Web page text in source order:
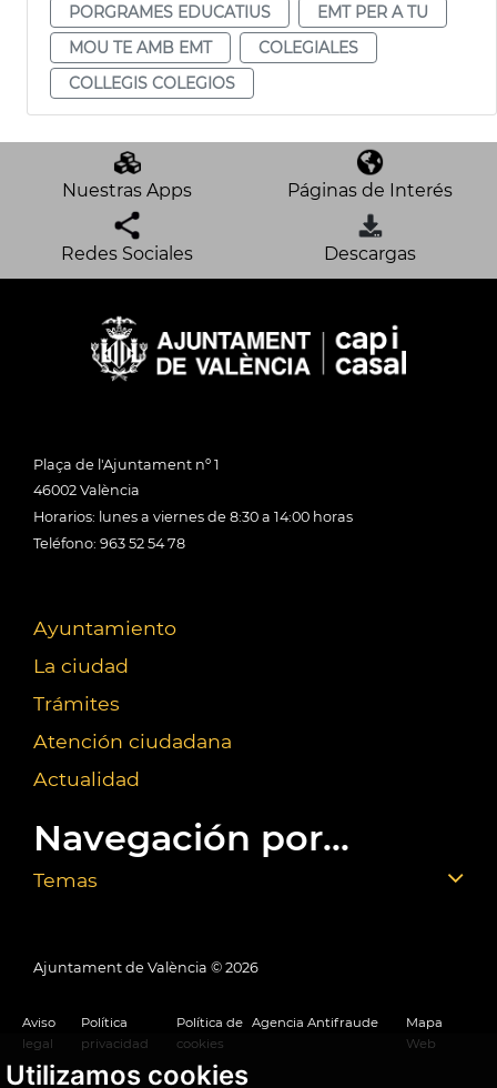
Utilizamos cookies
PORGRAMES EDUCATIUS
EMT PER A TU
MOU TE AMB EMT
COLEGIALES
COLLEGIS COLEGIOS
Nuestras Apps Páginas de Interés
Redes Sociales Descargas
Plaça de l'Ajuntament nº 1
46002 València
Horarios: lunes a viernes de 8:30 a 14:00 horas
Teléfono: 963 52 54 78
Ayuntamiento
La ciudad
Trámites
Atención ciudadana
Actualidad
Navegación por...
Temas
Ajuntament de València © 2026
Aviso
legal
Política
privacidad
Política de
cookies
Agencia Antifraude
Mapa
Web